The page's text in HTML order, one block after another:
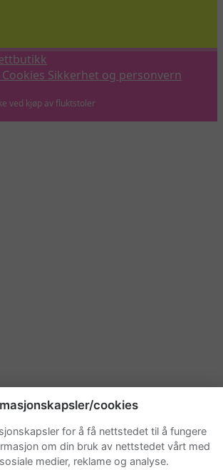
Cookies Sikkerhet og personvern
ved kjøp av fluktstoler
cookies
for å få nettstedet til å fungere
om din bruk av nettstedet vårt med
medier, reklame og analyse.